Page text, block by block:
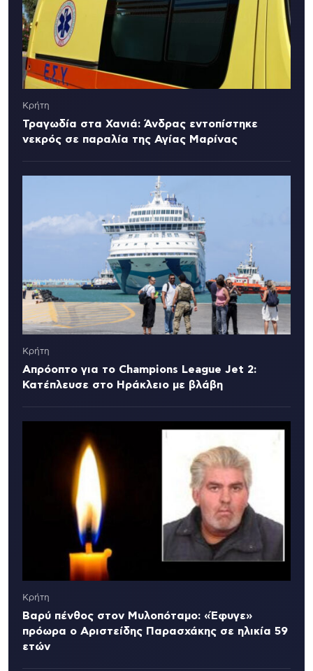
Κρήτη
Τραγωδία στα Χανιά: Άνδρας εντοπίστηκε
νεκρός σε παραλία της Αγίας Μαρίνας
Κρήτη
Απρόοπτο για το Champions League Jet 2:
Κατέπλευσε στο Ηράκλειο με βλάβη
Κρήτη
Βαρύ πένθος στον Μυλοπόταμο: «Έφυγε»
πρόωρα ο Αριστείδης Παρασχάκης σε ηλικία 59
ετών